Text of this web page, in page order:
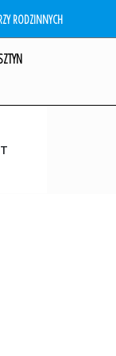
RODZINNYCH